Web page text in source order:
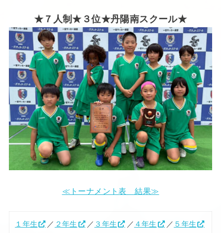
★７人制★３位★丹陽南スクール★
≪トーナメント表 結果≫
１年生 ／ ２年生 ／ ３年生 ／ ４年生 ／ ５年生